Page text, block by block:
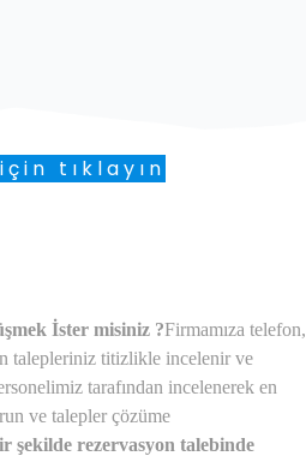
tıklayın
İster misiniz ?Firmamıza telefon,
talepleriniz titizlikle incelenir ve
tarafından incelenerek en
ve talepler çözüme
şekilde rezervasyon talebinde